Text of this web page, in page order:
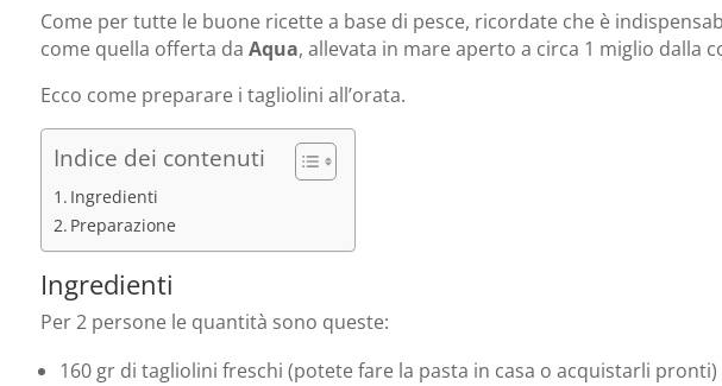
Come per tutte le buone ricette a base di pesce, ricordate che è
come quella offerta da Aqua, allevata in mare aperto a circa 1 miglio dalla
Ecco come preparare i tagliolini all’orata.
Indice dei contenuti
Ingredienti
Preparazione
Ingredienti
Per 2 persone le quantità sono queste:
160 gr di tagliolini freschi (potete fare la pasta in casa o acquistarli pronti)